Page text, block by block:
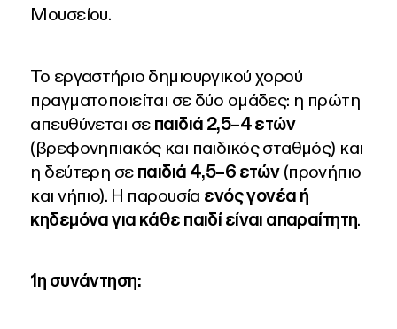
Μουσείου.
Το εργαστήριο δημιουργικού χορού
πραγματοποιείται σε δύο ομάδες: η πρώτη
απευθύνεται σεπαιδιά 2,5–4 ετών
(βρεφονηπιακός και παιδικός σταθμός) και
η δεύτερη σεπαιδιά 4,5–6 ετών(προνήπιο
και νήπιο). Η παρουσία ενός γονέα ή
κηδεμόνα για κάθε παιδί είναι απαραίτητη.
1η συνάντηση: